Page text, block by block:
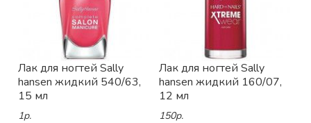
Лак для ногтей Sally
hansen жидкий 540/63,
15 мл
1р.
Лак для ногтей Sally
hansen жидкий 160/07,
12 мл
150р.